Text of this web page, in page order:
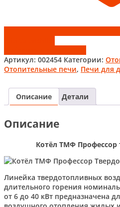
Артикул: 002454 Категории:
Отопительные печи, Печи для
Описание Детали
Описание
Котёл ТМФ
Линейка твердотопливных
длительного горения
от 6 до 40 кВт предназначена